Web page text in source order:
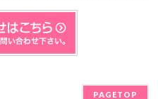
PAGETOP